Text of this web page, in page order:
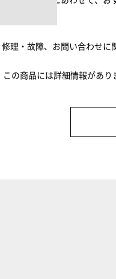
理・故障、お問い合わせに
の商品には詳細情報があり